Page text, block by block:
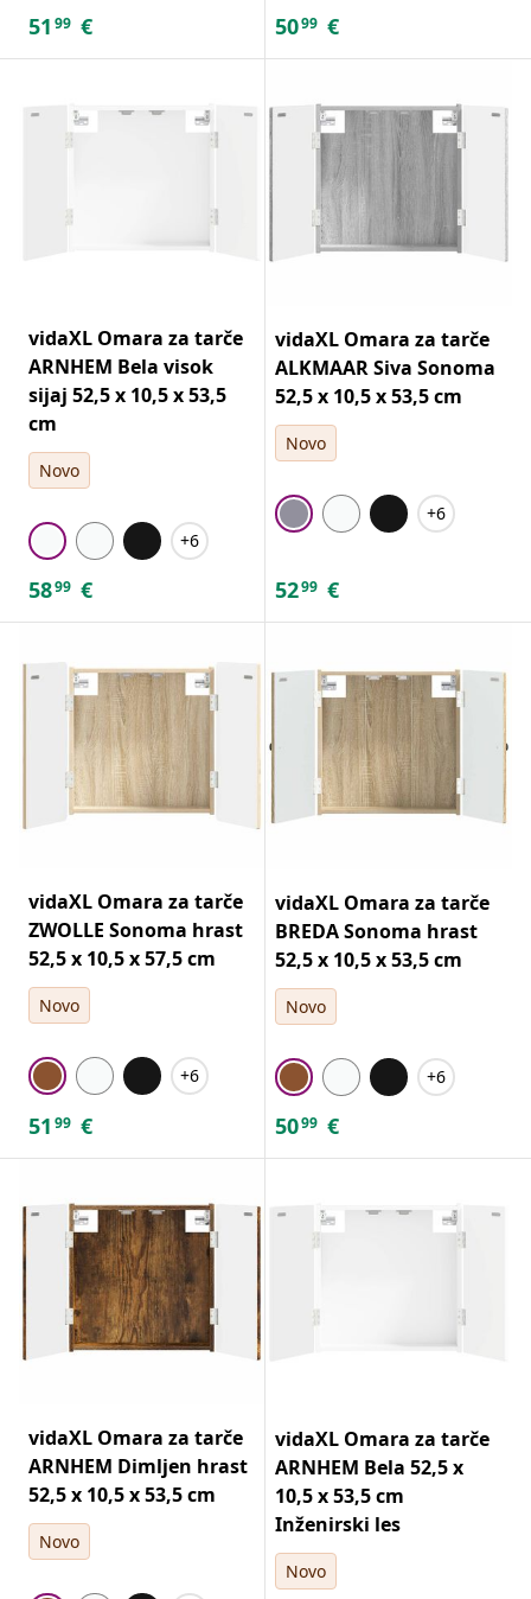
51 99 € 5099 €
vidaXL Omara za tarče
ARNHEM Bela visok
sijaj 52,5 x 10,5 x 53,5
cm
Novo
+6
5899 €
vidaXL Omara za tarče
ALKMAAR Siva Sonoma
52,5 x 10,5 x 53,5 cm
Novo
+6
5299 €
vidaXL Omara za tarče
ZWOLLE Sonoma hrast
52,5 x 10,5 x 57,5 cm
Novo
+6
51 99 €
vidaXL Omara za tarče
BREDA Sonoma hrast
52,5 x 10,5 x 53,5 cm
Novo
+6
5099 €
vidaXL Omara za tarče
ARNHEM Dimljen hrast
52,5 x 10,5 x 53,5 cm
Novo
vidaXL Omara za tarče
ARNHEM Bela 52,5 x
10,5 x 53,5 cm
Inženirski les
Novo